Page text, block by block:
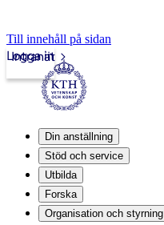
Till innehåll på sidan
Intranät
Logga in
Din anställning
Stöd och service
Utbilda
Forska
Organisation och styrning